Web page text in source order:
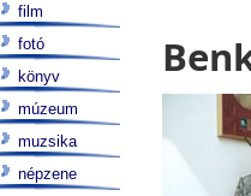
film
fotó
könyv
múzeum
muzsika
népzene